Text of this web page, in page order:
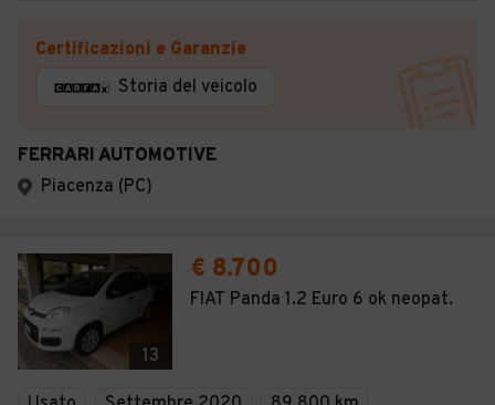
Certificazioni e Garanzie
Storia del veicolo
FERRARI AUTOMOTIVE
Piacenza (PC)
13
€ 8.700
FIAT Panda 1.2 Euro 6 ok neopat.